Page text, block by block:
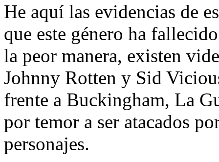
He aquí las evidencias de
que este género ha
la peor manera, existen
Johnny Rotten y Sid
frente a Buckingham, La
por temor a ser atacados
personajes.